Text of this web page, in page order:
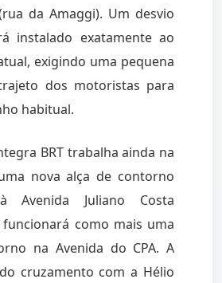
da Amaggi). Um desvio
instalado exatamente ao
exigindo uma pequena
dos motoristas para
habitual.
BRT trabalha ainda na
nova alça de contorno
Juliano Costa
como mais uma
na Avenida do CPA. A
cruzamento com a Hélio